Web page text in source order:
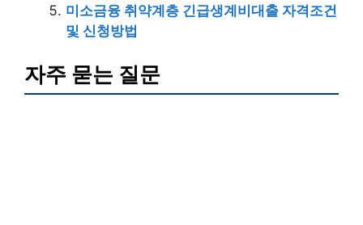
미소금융 취약계층 긴급생계비대출 자격조건
및 신청방법
자주 묻는 질문